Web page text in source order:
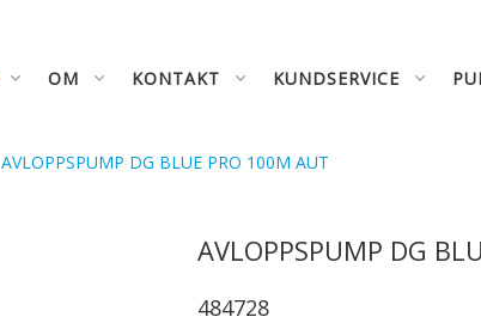
OM KONTAKT KUNDSERVICE
AVLOPPSPUMP DG BLUE PRO 100M AUT
AVLOPPSPUMP DG
484728